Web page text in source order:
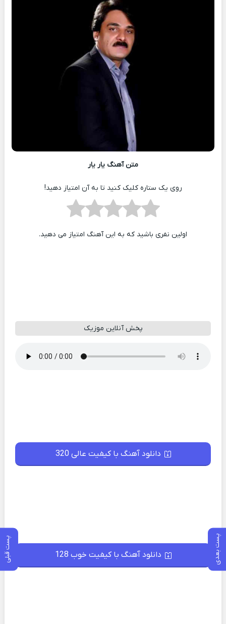
پست بعدی پست قبلی
متن آهنگ یار یار
روی یک ستاره کلیک کنید تا به آن امتیاز دهید!
اولین نفری باشید که به این آهنگ امتیاز می دهید.
پخش آنلاین موزیک
دانلود آهنگ با کیفیت عالی 320
دانلود آهنگ با کیفیت خوب 128